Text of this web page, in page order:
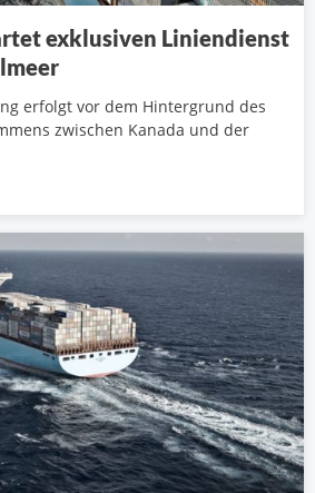
exklusiven Liniendienst
erfolgt vor dem Hintergrund des
zwischen Kanada und der